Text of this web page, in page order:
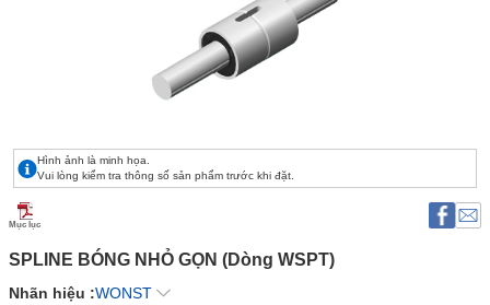
Hình ảnh là minh họa.
Vui lòng kiểm tra thông số sản phẩm trước khi đặt.
Mục lục
SPLINE BÓNG NHỎ GỌN (Dòng WSPT)
Nhãn hiệu :WONST